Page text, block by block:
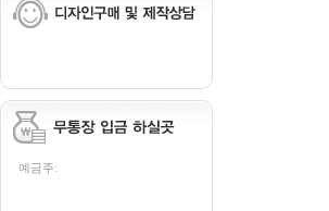
예금주: